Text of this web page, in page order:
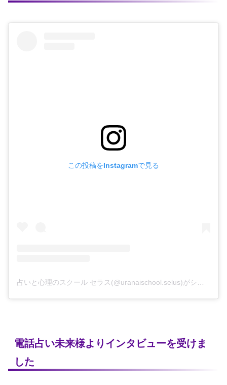
この投稿をInstagramで見る
占いと心理のスクール セラス(@uranaischool.selus)がシェアした投稿
電話占い未来様よりインタビューを受けま
した